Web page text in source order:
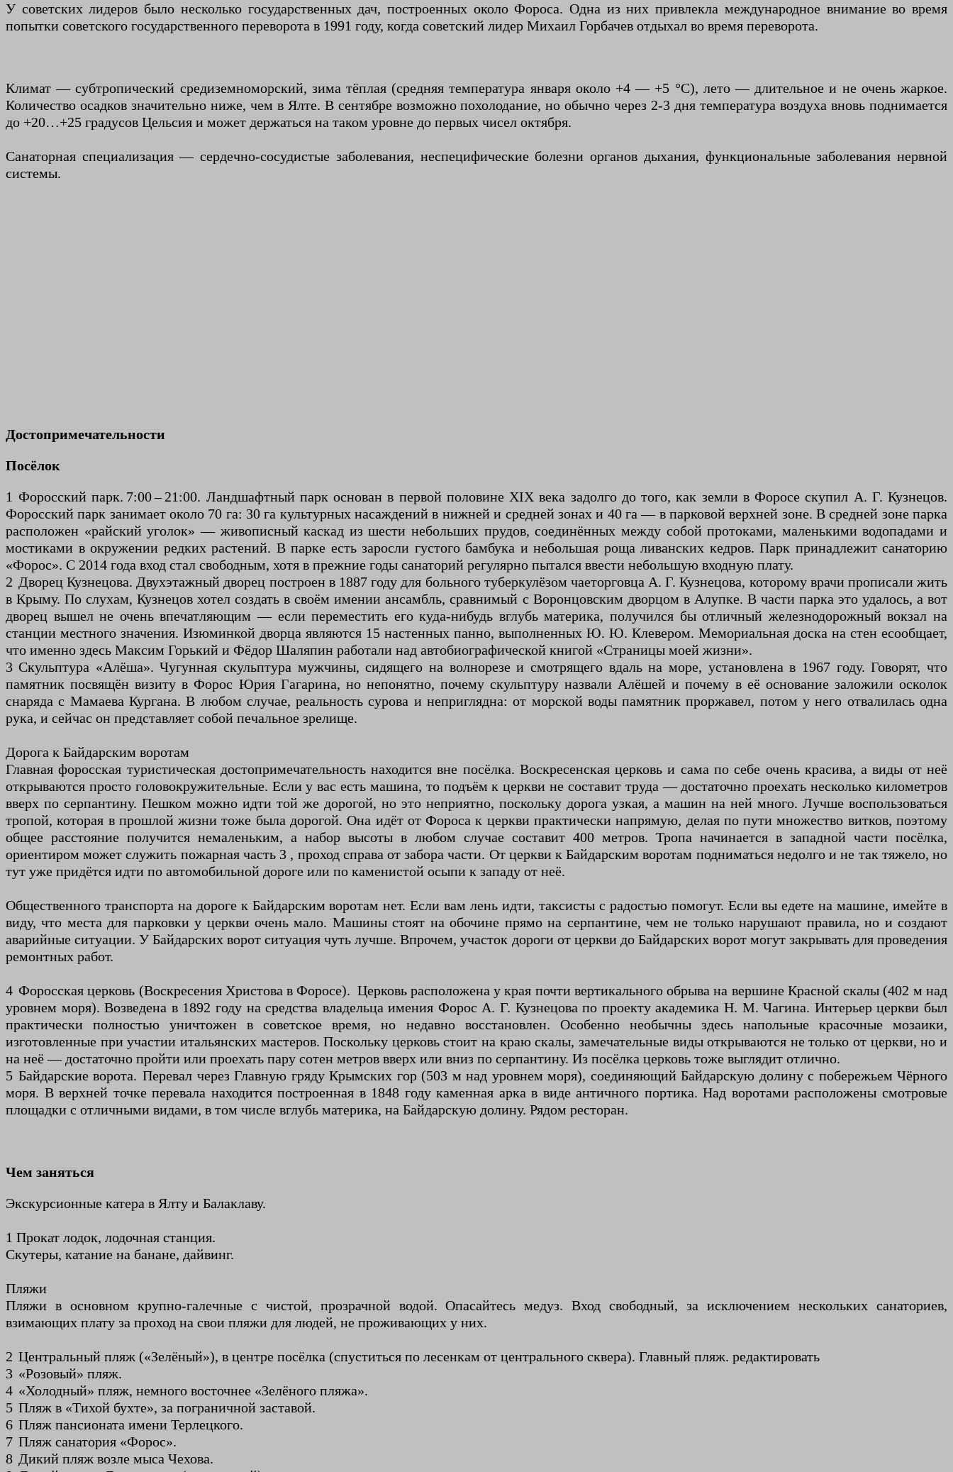
У советских лидеров было несколько государственных дач, построенных около Фороса. Одна из них привлекла международное внимание во время
попытки советского государственного переворота в 1991 году, когда советский лидер Михаил Горбачев отдыхал во время переворота.
Климат — субтропический средиземноморский, зима тёплая (средняя температура января около +4 — +5 °C), лето — длительное и не очень жаркое.
Количество осадков значительно ниже, чем в Ялте. В сентябре возможно похолодание, но обычно через 2-3 дня температура воздуха вновь поднимается
до +20…+25 градусов Цельсия и может держаться на таком уровне до первых чисел октября.
Санаторная специализация — сердечно-сосудистые заболевания, неспецифические болезни органов дыхания, функциональные заболевания нервной
системы.
Достопримечательности
Посёлок
1 Форосский парк. 7:00 – 21:00. Ландшафтный парк основан в первой половине XIX века задолго до того, как земли в Форосе скупил А. Г. Кузнецов.
Форосский парк занимает около 70 га: 30 га культурных насаждений в нижней и средней зонах и 40 га — в парковой верхней зоне. В средней зоне парка
расположен «райский уголок» — живописный каскад из шести небольших прудов, соединённых между собой протоками, маленькими водопадами и
мостиками в окружении редких растений. В парке есть заросли густого бамбука и небольшая роща ливанских кедров. Парк принадлежит санаторию
«Форос». С 2014 года вход стал свободным, хотя в прежние годы санаторий регулярно пытался ввести небольшую входную плату.
2 Дворец Кузнецова. Двухэтажный дворец построен в 1887 году для больного туберкулёзом чаеторговца А. Г. Кузнецова, которому врачи прописали жить
в Крыму. По слухам, Кузнецов хотел создать в своём имении ансамбль, сравнимый с Воронцовским дворцом в Алупке. В части парка это удалось, а вот
дворец вышел не очень впечатляющим — если переместить его куда-нибудь вглубь материка, получился бы отличный железнодорожный вокзал на
станции местного значения. Изюминкой дворца являются 15 настенных панно, выполненных Ю. Ю. Клевером. Мемориальная доска на стен есообщает,
что именно здесь Максим Горький и Фёдор Шаляпин работали над автобиографической книгой «Страницы моей жизни».
3 Скульптура «Алёша». Чугунная скульптура мужчины, сидящего на волнорезе и смотрящего вдаль на море, установлена в 1967 году. Говорят, что
памятник посвящён визиту в Форос Юрия Гагарина, но непонятно, почему скульптуру назвали Алёшей и почему в её основание заложили осколок
снаряда с Мамаева Кургана. В любом случае, реальность сурова и неприглядна: от морской воды памятник проржавел, потом у него отвалилась одна
рука, и сейчас он представляет собой печальное зрелище.
Дорога к Байдарским воротам
Главная форосская туристическая достопримечательность находится вне посёлка. Воскресенская церковь и сама по себе очень красива, а виды от неё
открываются просто головокружительные. Если у вас есть машина, то подъём к церкви не составит труда — достаточно проехать несколько километров
вверх по серпантину. Пешком можно идти той же дорогой, но это неприятно, поскольку дорога узкая, а машин на ней много. Лучше воспользоваться
тропой, которая в прошлой жизни тоже была дорогой. Она идёт от Фороса к церкви практически напрямую, делая по пути множество витков, поэтому
общее расстояние получится немаленьким, а набор высоты в любом случае составит 400 метров. Тропа начинается в западной части посёлка,
ориентиром может служить пожарная часть 3 , проход справа от забора части. От церкви к Байдарским воротам подниматься недолго и не так тяжело, но
тут уже придётся идти по автомобильной дороге или по каменистой осыпи к западу от неё.
Общественного транспорта на дороге к Байдарским воротам нет. Если вам лень идти, таксисты с радостью помогут. Если вы едете на машине, имейте в
виду, что места для парковки у церкви очень мало. Машины стоят на обочине прямо на серпантине, чем не только нарушают правила, но и создают
аварийные ситуации. У Байдарских ворот ситуация чуть лучше. Впрочем, участок дороги от церкви до Байдарских ворот могут закрывать для проведения
ремонтных работ.
4 Форосская церковь (Воскресения Христова в Форосе). Церковь расположена у края почти вертикального обрыва на вершине Красной скалы (402 м над
уровнем моря). Возведена в 1892 году на средства владельца имения Форос А. Г. Кузнецова по проекту академика Н. М. Чагина. Интерьер церкви был
практически полностью уничтожен в советское время, но недавно восстановлен. Особенно необычны здесь напольные красочные мозаики,
изготовленные при участии итальянских мастеров. Поскольку церковь стоит на краю скалы, замечательные виды открываются не только от церкви, но и
на неё — достаточно пройти или проехать пару сотен метров вверх или вниз по серпантину. Из посёлка церковь тоже выглядит отлично.
5 Байдарские ворота. Перевал через Главную гряду Крымских гор (503 м над уровнем моря), соединяющий Байдарскую долину с побережьем Чёрного
моря. В верхней точке перевала находится построенная в 1848 году каменная арка в виде античного портика. Над воротами расположены смотровые
площадки с отличными видами, в том числе вглубь материка, на Байдарскую долину. Рядом ресторан.
Чем заняться
Экскурсионные катера в Ялту и Балаклаву.
1 Прокат лодок, лодочная станция.
Скутеры, катание на банане, дайвинг.
Пляжи
Пляжи в основном крупно-галечные с чистой, прозрачной водой. Опасайтесь медуз. Вход свободный, за исключением нескольких санаториев,
взимающих плату за проход на свои пляжи для людей, не проживающих у них.
2 Центральный пляж («Зелёный»), в центре посёлка (спуститься по лесенкам от центрального сквера). Главный пляж. редактировать
3 «Розовый» пляж.
4 «Холодный» пляж, немного восточнее «Зелёного пляжа».
5 Пляж в «Тихой бухте», за пограничной заставой.
6 Пляж пансионата имени Терлецкого.
7 Пляж санатория «Форос».
8 Дикий пляж возле мыса Чехова.